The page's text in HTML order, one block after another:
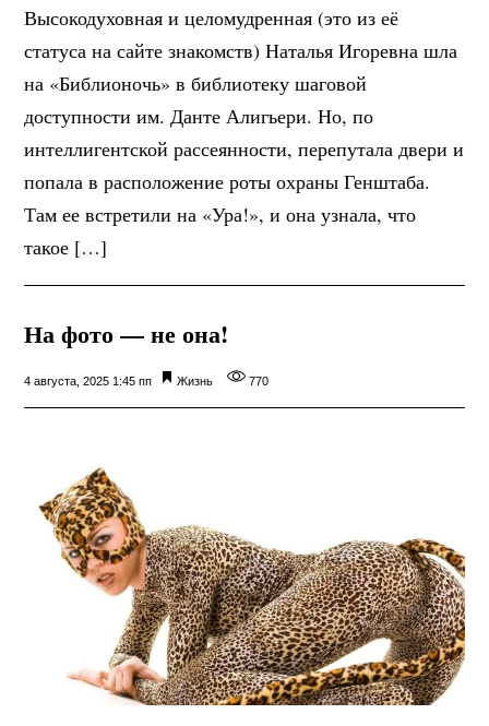
Высокодуховная и целомудренная (это из её
статуса на сайте знакомств) Наталья Игоревна шла
на «Библионочь» в библиотеку шаговой
доступности им. Данте Алигьери. Но, по
интеллигентской рассеянности, перепутала двери и
попала в расположение роты охраны Генштаба.
Там ее встретили на «Ура!», и она узнала, что
такое […]
На фото — не она!
4 августа, 2025 1:45 пп Жизнь 770